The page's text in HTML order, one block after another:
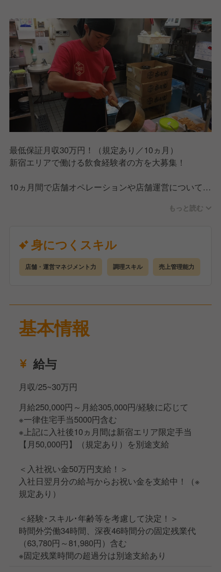
最低保証月収30万円！（規定あり／10ヵ月）
新宿エリアで働ける飲食経験者の方を大募集！
10ヵ月間で店舗オペレーションや店舗運営について経
明確な評価制度があり、定期的に昇格試験があるの
昇格後には賞与支給（年2回）あり。今年度賞与支給
額は前年より平均50％アップを予定しています。
※最低保証月収は10ヶ月間、既定の手当を支給するこ
る形となります。
もっと読む
身につくスキル
店舗・運営マネジメント力 調理スキル 売上管理能力
基本情報
給与
月収/25~30万円
月給250,000円～月給305,000円/経験に応じて
※一律住宅手当5000円含む
※上記に入社後10ヵ月間は新宿エリア限定手当
【月50,000円】（規定あり）を別途支給
＜入社祝い金50万円支給！＞
入社日翌月分の給与からお祝い金を支給中！（※
規定あり）
＜経験･スキル･年齢等を考慮して決定！＞
時間外労働34時間、深夜46時間分の固定残業代
（63,780円～81,980円）含む
※固定残業時間の超過分は別途支給あり